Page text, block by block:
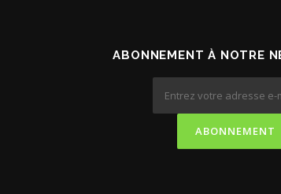
ABONNEMENT À NOTRE